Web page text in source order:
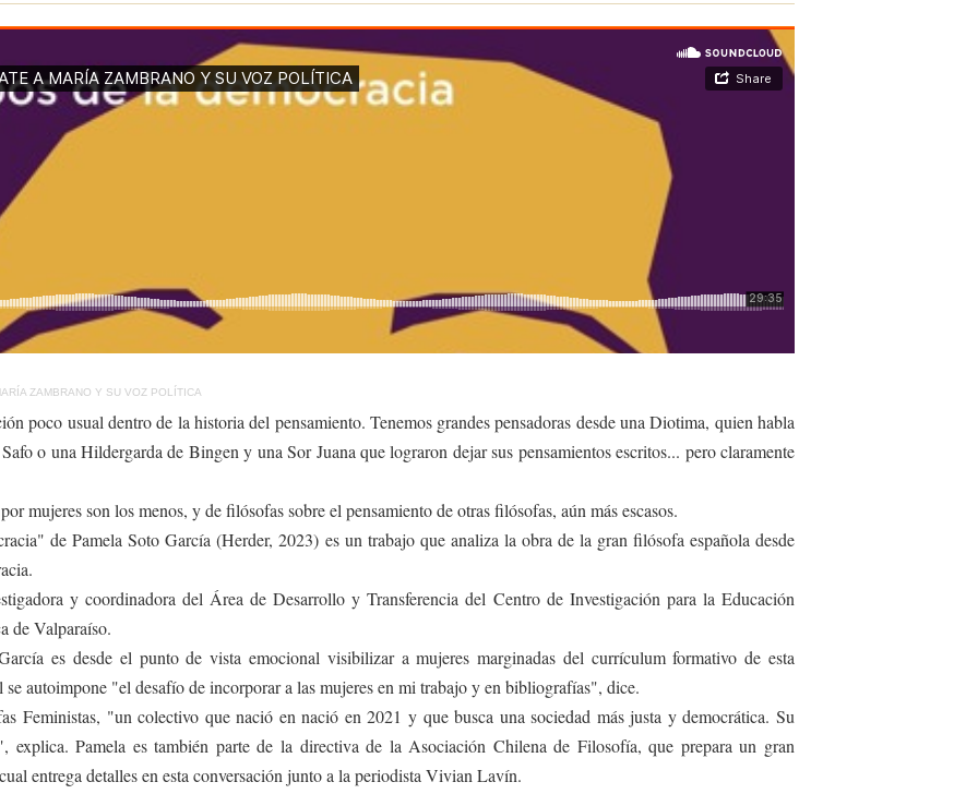
ZAMBRANO Y SU VOZ POLÍTICA
poco usual dentro de la historia del pensamiento. Tenemos grandes pensadoras desde una Diotima, quien habla
o una Hildergarda de Bingen y una Sor Juana que lograron dejar sus pensamientos escritos... pero claramente
mujeres son los menos, y de filósofas sobre el pensamiento de otras filósofas, aún más escasos.
de Pamela Soto García (Herder, 2023) es un trabajo que analiza la obra de la gran filósofa española desde
y coordinadora del Área de Desarrollo y Transferencia del Centro de Investigación para la Educación
de Valparaíso.
es desde el punto de vista emocional visibilizar a mujeres marginadas del currículum formativo de esta
autoimpone "el desafío de incorporar a las mujeres en mi trabajo y en bibliografías", dice.
Feministas, "un colectivo que nació en nació en 2021 y que busca una sociedad más justa y democrática. Su
explica. Pamela es también parte de la directiva de la Asociación Chilena de Filosofía, que prepara un gran
entrega detalles en esta conversación junto a la periodista Vivian Lavín.